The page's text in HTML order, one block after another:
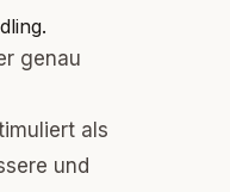
genau
als
und